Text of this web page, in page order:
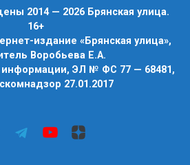
2014 — 2026 Брянская улица.
16+
издание «Брянская улица»,
Воробьева Е.А.
информации, ЭЛ № ФС 77 — 68481,
27.01.2017